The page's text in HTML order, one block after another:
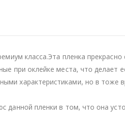
класса.Эта пленка
при оклейке места, что делает
характеристиками, но в тоже
данной пленки в том, что она